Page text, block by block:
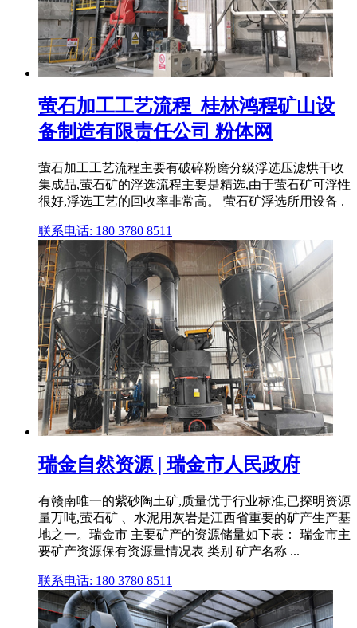
萤石加工工艺流程_桂林鸿程矿山设
备制造有限责任公司 粉体网
萤石加工工艺流程主要有破碎粉磨分级浮选压滤烘干收
集成品,萤石矿的浮选流程主要是精选,由于萤石矿可浮性
很好,浮选工艺的回收率非常高。 萤石矿浮选所用设备 .
联系电话: 180 3780 8511
瑞金自然资源 | 瑞金市人民政府
有赣南唯一的紫砂陶土矿,质量优于行业标准,已探明资源
量万吨,萤石矿 、水泥用灰岩是江西省重要的矿产生产基
地之一。瑞金市 主要矿产的资源储量如下表： 瑞金市主
要矿产资源保有资源量情况表 类别 矿产名称 ...
联系电话: 180 3780 8511